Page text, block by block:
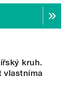
kruh.
vlastníma